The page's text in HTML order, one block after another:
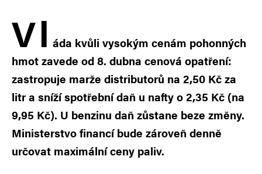
Vl áda kvůli vysokým cenám pohonných
hmot zavede od 8. dubna cenová opatření:
zastropuje marže distributorů na 2,50 Kč za
litr a sníží spotřební daň u nafty o 2,35 Kč (na
9,95 Kč). U benzinu daň zůstane beze změny.
Ministerstvo financí bude zároveň denně
určovat maximální ceny paliv.